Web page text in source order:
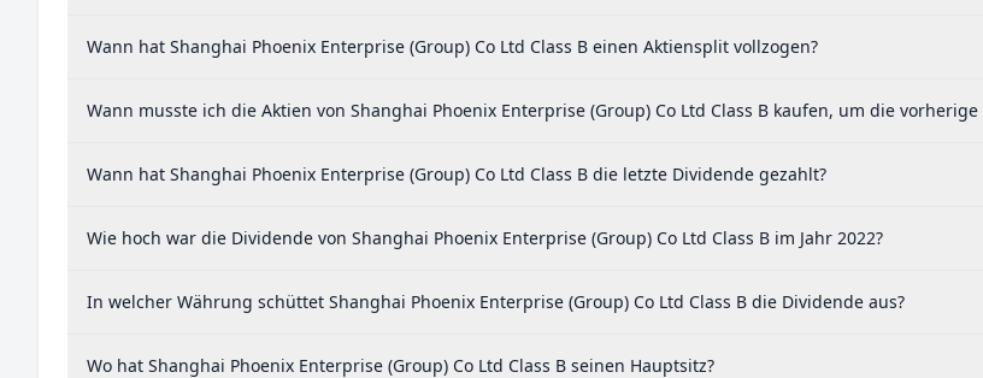
Wann hat Shanghai Phoenix Enterprise (Group) Co Ltd Class B einen Aktiensplit vollzogen?
Wann musste ich die Aktien von Shanghai Phoenix Enterprise (Group) Co Ltd Class B kaufen, um die
Wann hat Shanghai Phoenix Enterprise (Group) Co Ltd Class B die letzte Dividende gezahlt?
Wie hoch war die Dividende von Shanghai Phoenix Enterprise (Group) Co Ltd Class B im Jahr 2022?
In welcher Währung schüttet Shanghai Phoenix Enterprise (Group) Co Ltd Class B die Dividende aus?
Wo hat Shanghai Phoenix Enterprise (Group) Co Ltd Class B seinen Hauptsitz?